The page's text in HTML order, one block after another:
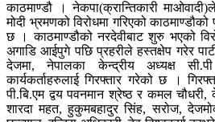
काठमाण्डौ । नेकपा(क्रान्तिकारी
मोदी भ्रमणको विरोधमा गरिएको काठमाण्डौको
छ । काठमाण्डौको नरदेवीबाट शुरु भएको
अगाडि आईपुगे पछि प्रहरीले हस्तक्षेप गरेर
देजमा, नेपालका केन्द्रीय अध्यक्ष
कार्यकर्ताहरुलाई गिरफ्तार गरेको छ ।
पी.बि.एम द्वय पवनमान श्रेष्ठ र कमल
शारदा महत, हुकुमबहादुर सिंह, सरोज,